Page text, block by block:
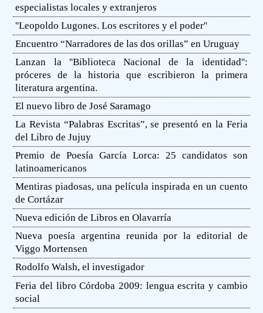
especialistas locales y extranjeros
''Leopoldo Lugones. Los escritores y el poder''
Encuentro “Narradores de las dos orillas” en Uruguay
Lanzan la ''Biblioteca Nacional de la identidad'':
próceres de la historia que escribieron la primera
literatura argentina.
El nuevo libro de José Saramago
La Revista “Palabras Escritas”, se presentó en la Feria
del Libro de Jujuy
Premio de Poesía García Lorca: 25 candidatos son
latinoamericanos
Mentiras piadosas, una película inspirada en un cuento
de Cortázar
Nueva edición de Libros en Olavarría
Nueva poesía argentina reunida por la editorial de
Viggo Mortensen
Rodolfo Walsh, el investigador
Feria del libro Córdoba 2009: lengua escrita y cambio
social